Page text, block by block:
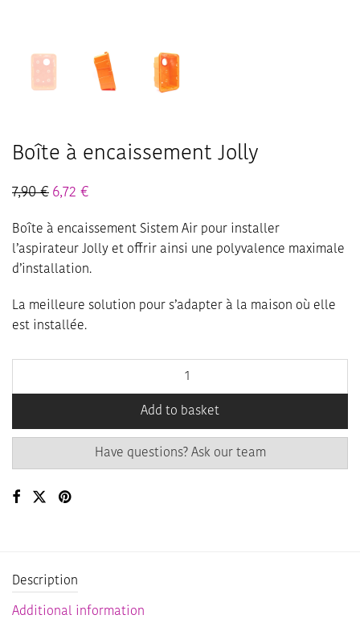
Boîte à encaissement Jolly
7,90€ 6,72 €
Boîte à encaissement Sistem Air pour installer
l’aspirateur Jolly et offrir ainsi une polyvalence maximale
d’installation.
La meilleure solution pour s’adapter à la maison où elle
est installée.
Add to basket
Have questions? Ask our team
Description
Additional information